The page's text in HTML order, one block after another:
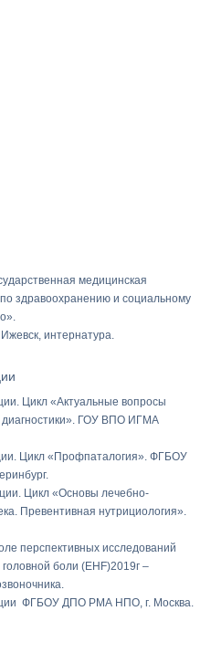
медицинская
здравоохранению и социальному
интернатура.
Цикл «Актуальные вопросы
диагностики». ГОУ ВПО ИГМА
Цикл «Профпаталогия». ФГБОУ
Цикл «Основы лечебно-
Превентивная нутрициология».
перспективных исследований
боли (EHF)2019г –
ФГБОУ ДПО РМА НПО, г. Москва.